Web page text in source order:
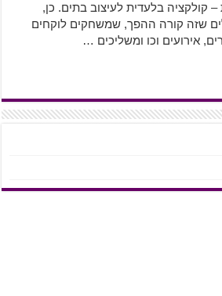
– קולקציה בלעדית לעיצוב בתים. כן,
שזה קורה ההפך, שמשחקים לוקחים
אירועים וכו ומשליכים …